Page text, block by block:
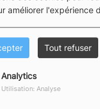
améliorer l'expérience
Tout refuser
Analytics
Utilisation: Analyse